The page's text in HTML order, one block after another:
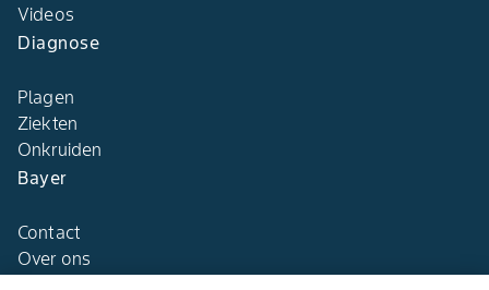
Videos
Diagnose
Plagen
Ziekten
Onkruiden
Bayer
Contact
Over ons